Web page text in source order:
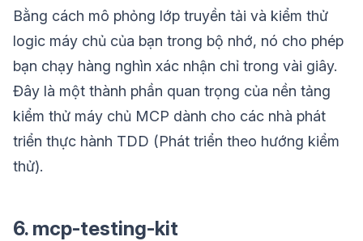
Bằng cách mô phỏng lớp truyền tải và kiểm thử
logic máy chủ của bạn trong bộ nhớ, nó cho phép
bạn chạy hàng nghìn xác nhận chỉ trong vài giây.
Đây là một thành phần quan trọng của nền tảng
kiểm thử máy chủ MCP dành cho các nhà phát
triển thực hành TDD (Phát triển theo hướng kiểm
thử).
6. mcp-testing-kit